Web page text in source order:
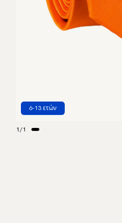
1/1
6-13 ετών